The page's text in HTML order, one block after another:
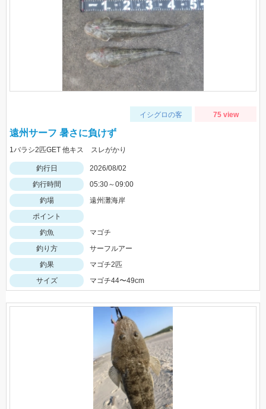
イシグロの客 75 view
遠州サーフ 暑さに負けず
1バラシ2匹GET 他キス スレがかり
釣行日
2026/08/02
釣行時間
05:30～09:00
釣場
遠州灘海岸
ポイント
釣魚
マゴチ
釣り方
サーフルアー
釣果
マゴチ2匹
サイズ
マゴチ44〜49cm